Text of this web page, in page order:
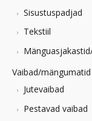
Sisustuspadjad
Tekstiil
Vaibad/mängumatid
Jutevaibad
Pestavad vaibad